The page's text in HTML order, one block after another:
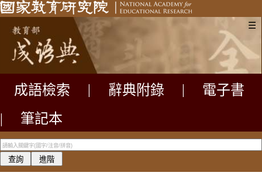
☰
成語檢索 辭典附錄
電子書
|
筆記本